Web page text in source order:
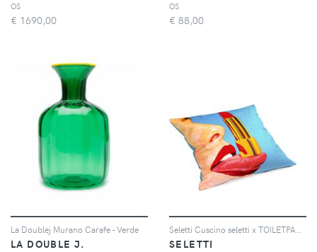
OS
€ 1690,00
OS
€ 88,00
La Doublej Murano Carafe - Verde
LA DOUBLE J. SELETTI